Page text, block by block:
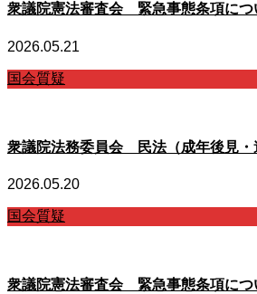
衆議院憲法審査会 緊急事態条項につ
2026.05.21
国会質疑
衆議院法務委員会 民法（成年後見
2026.05.20
国会質疑
衆議院憲法審査会 緊急事態条項につ